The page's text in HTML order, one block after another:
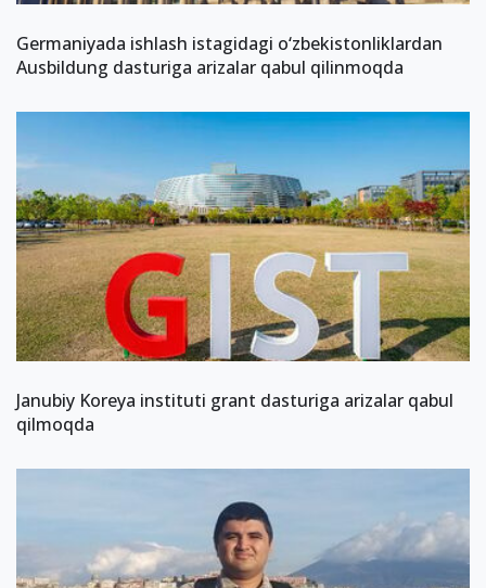
Germaniyada ishlash istagidagi o‘zbekistonliklardan
Ausbildung dasturiga arizalar qabul qilinmoqda
Janubiy Koreya instituti grant dasturiga arizalar qabul
qilmoqda